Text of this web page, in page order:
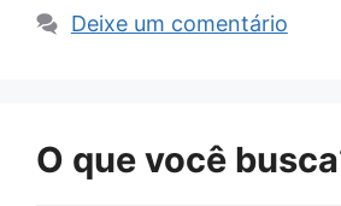
Deixe um comentário
O que você